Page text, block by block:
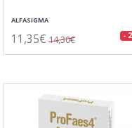
ALFASIGMA
11,35€ 14,30€ -